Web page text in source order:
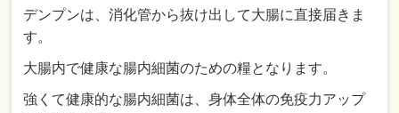
デンプンは、消化管から抜け出して大腸に直接届きま
す。
大腸内で健康な腸内細菌のための糧となります。
強くて健康的な腸内細菌は、身体全体の免疫力アップ